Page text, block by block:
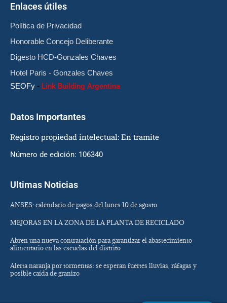
Enlaces útiles
Política de Privacidad
Honorable Concejo Deliberante
Digesto HCD-Gonzales Chaves
Hotel Paris - Gonzales Chaves
SEOFy - Link Building Argentina
Datos Importantes
Registro propiedad intelectual: En tramite
Número de edición: 106340
Ultimas Noticias
ANSES: calendario de pagos del lunes 10 de agosto
MEJORAS EN LA ZONA DE LA PLANTA DE RECICLADO
Abren una nueva contratación para garantizar el abastecimiento
alimentario en las escuelas del distrito
Alerta naranja por tormentas: se esperan fuertes lluvias, ráfagas y
posible caída de granizo